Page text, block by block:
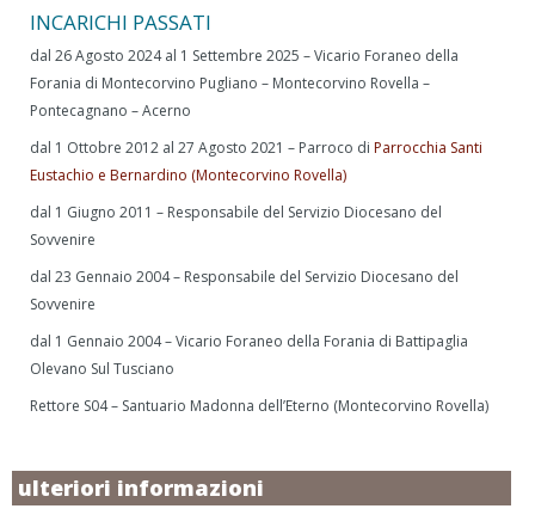
INCARICHI PASSATI
dal 26 Agosto 2024 al 1 Settembre 2025 – Vicario Foraneo della
Forania di Montecorvino Pugliano – Montecorvino Rovella –
Pontecagnano – Acerno
dal 1 Ottobre 2012 al 27 Agosto 2021 – Parroco di Parrocchia Santi
Eustachio e Bernardino (Montecorvino Rovella)
dal 1 Giugno 2011 – Responsabile del Servizio Diocesano del
Sovvenire
dal 23 Gennaio 2004 – Responsabile del Servizio Diocesano del
Sovvenire
dal 1 Gennaio 2004 – Vicario Foraneo della Forania di Battipaglia
Olevano Sul Tusciano
Rettore S04 – Santuario Madonna dell’Eterno (Montecorvino Rovella)
ulteriori informazioni